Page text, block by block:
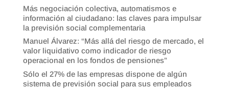
Más negociación colectiva, automatismos e
información al ciudadano: las claves para impulsar
la previsión social complementaria
Manuel Álvarez: “Más allá del riesgo de mercado, el
valor liquidativo como indicador de riesgo
operacional en los fondos de pensiones”
Sólo el 27% de las empresas dispone de algún
sistema de previsión social para sus empleados